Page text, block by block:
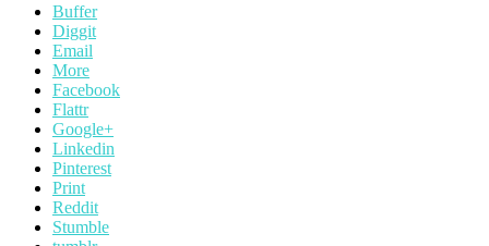
Buffer
Diggit
Email
More
Facebook
Flattr
Google+
Linkedin
Pinterest
Print
Reddit
Stumble